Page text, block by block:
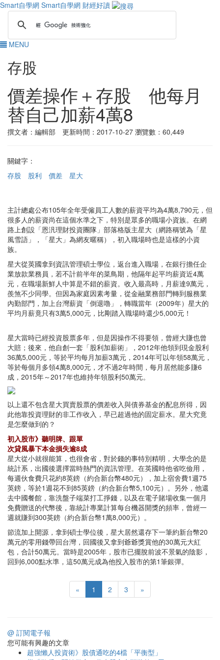
Smart自學網 Smart自學網 財經好讀
MENU
存股
價差操作＋存股 他每月
替自己加薪4萬8
撰文者：編輯部 更新時間：2017-10-27 瀏覽數：60,449
關鍵字：
存股
股利 價差 星大
主計總處公布105年全年受僱員工人數的薪資平均為4萬8,790元，但
很多人的薪資尚在這個水準之下，特別是眾多的職場小資族。在網
路上創設「恩汎理財投資團隊」部落格版主星大（網路稱號為「星
風雪語」，「星大」為網友暱稱），初入職場時也是這樣的小資
族。
星大從英國拿到資訊管理碩士學位，返台進入職場，在銀行擔任企
業放款業務員，若不計前半年的菜鳥期，他隔年起平均薪資近4萬
元，在職場新鮮人中算是不錯的薪資。收入最高時，月薪達9萬元，
羨煞不少同學。但因為家庭因素考量，從金融業務部門轉到服務業
內勤部門，加上台灣薪資「倒退嚕」，轉職當年（2009年）星大的
平均月薪竟只有3萬5,000元，比剛踏入職場時還少5,000元！
星大當時已經投資股票多年，但是因操作不得要領，曾經大賺也曾
大賠；後來，他自創一套「股利加薪術」，2012年他領到現金股利
36萬5,000元，等於平均每月加薪3萬元，2014年可以年領58萬元，
等於每個月多領4萬8,000元，才不過2年時間，每月居然能多賺6
成，2015年～2017年也維持年領股利50萬元。
以上還不包含星大買賣股票的價差收入與債券基金的配息所得，因
此他靠投資理財的非工作收入，早已超過他的固定薪水。星大究竟
是怎麼做到的？
初入股市》聽明牌、跟單
次貸風暴下本金損失逾8成
星大從小就很能算，也很會省，對於錢的事特別精明，大學念的是
統計系，出國後選擇當時熱門的資訊管理。在英國時他省吃儉用，
每週伙食費只花約8英鎊（約合新台幣480元），加上宿舍費1週75
英鎊，等於1週花不到85英鎊（約合新台幣5,100元）。另外，他還
去中國餐館，靠洗盤子端菜打工掙錢，以及在電子賭場收集一個月
免費贈送的代幣後，靠統計專業計算每台機器開獎的頻率，曾經一
週就賺到300英鎊（約合新台幣1萬8,000元）。
節流加上開源，拿到碩士學位後，星大居然還存下一筆約新台幣20
萬元的零用錢帶回台灣，回國後又拿到爺爺獎賞他的30萬元大紅
包，合計50萬元。當時是2005年，股市已擺脫前波不景氣的陰影，
回到6,000點水準，這50萬元成為他投入股市的第1筆銀彈。
« 1 2 3 »
@ 訂閱電子報
您可能有興趣的文章
超強懶人投資術》股債通吃的4檔「平衡型」